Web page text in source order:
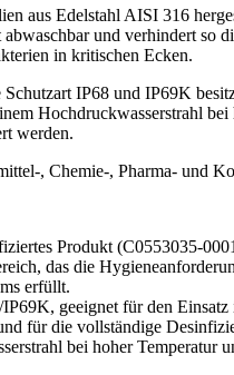
aus Edelstahl AISI 316
und verhindert so
in kritischen Ecken.
IP68 und IP69K
Hochdruckwasserstrahl bei
werden.
, Chemie-, Pharma- und
Produkt (C0553035-
das die
erfüllt.
geeignet für den Einsatz
für die vollständige
bei hoher Temperatur